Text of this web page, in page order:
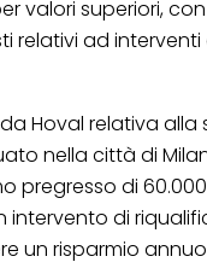
valori superiori,
relativi ad
Hoval relativa alla
nella città di
pregresso di
di
un risparmio